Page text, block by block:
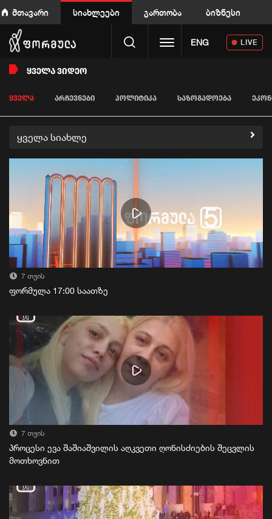
მთავარი სიახლეები გართობა ბიზნესი
Toggle navigation
ENG LIVE
ᲧᲕᲔᲚᲐ ᲕᲘᲓᲔᲝ
ᲧᲕᲔᲚᲐ ᲐᲠᲩᲔᲕᲜᲔᲑᲘ ᲞᲝᲚᲘᲢᲘᲙᲐ ᲡᲐᲖᲝᲒᲐᲓᲝᲔᲑᲐ
ყველა სიახლე
7 თვის
ფორმულა 17:00 საათზე
7 თვის
პროცესი ევა შაშიაშვილის აღკვეთი ღონისძიების შეცვლის
მოთხოვნით